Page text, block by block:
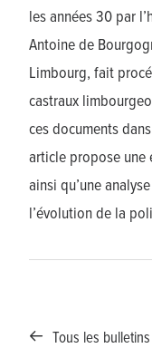
les années 30 par
Antoine de
Limbourg, fait
castraux
ces documents
article propose une
ainsi qu’une
l’évolution de la
Tous les bulletins